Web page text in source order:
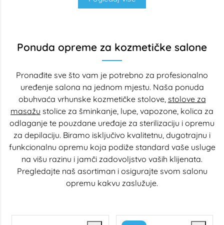
Ponuda opreme za kozmetičke salone
Pronađite sve što vam je potrebno za profesionalno
uređenje salona na jednom mjestu. Naša ponuda
obuhvaća vrhunske kozmetičke stolove, stolove za
masažu stolice za šminkanje, lupe, vapozone, kolica za
odlaganje te pouzdane uređaje za sterilizaciju i opremu
za depilaciju. Biramo isključivo kvalitetnu, dugotrajnu i
funkcionalnu opremu koja podiže standard vaše usluge
na višu razinu i jamči zadovoljstvo vaših klijenata.
Pregledajte naš asortiman i osigurajte svom salonu
opremu kakvu zaslužuje.